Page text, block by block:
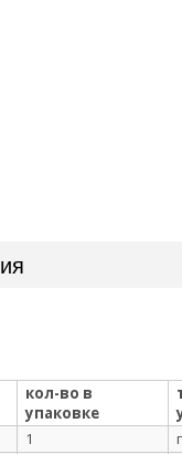
кол-во в
упаковке
1